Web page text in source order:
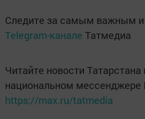
Следите за самым важным
Telegram-канале Татмедиа
Читайте новости Татарстана
национальном мессенджере
https://max.ru/tatmedia